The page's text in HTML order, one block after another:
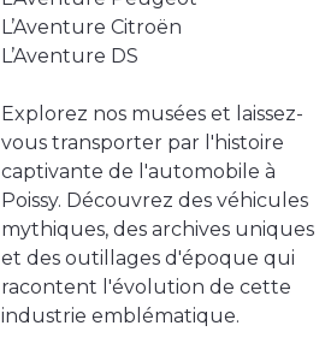
L’Aventure Citroën
L’Aventure DS
Explorez nos musées et laissez-
vous transporter par l'histoire
captivante de l'automobile à
Poissy. Découvrez des véhicules
mythiques, des archives uniques
et des outillages d'époque qui
racontent l'évolution de cette
industrie emblématique.